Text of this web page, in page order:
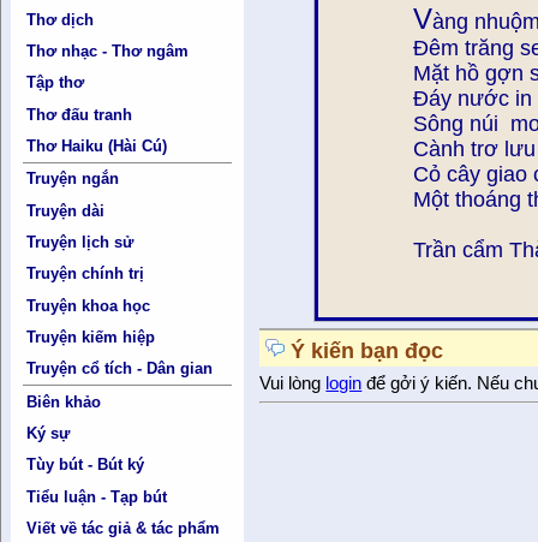
Thơ dịch
Thơ nhạc - Thơ ngâm
Tập thơ
Thơ đấu tranh
Thơ Haiku (Hài Cú)
Truyện ngắn
Truyện dài
Truyện lịch sử
Truyện chính trị
Truyện khoa học
Truyện kiếm hiệp
Truyện cổ tích - Dân gian
Biên khảo
Ký sự
Tùy bút - Bút ký
Tiểu luận - Tạp bút
Viết về tác giả & tác phẩm
Vàng
Đêm trăng
Mặt hồ gợn
Đáy nước in
Sông núi
Cành trơ
Cỏ cây giao
Một thoáng
Trần cẩm
Ý kiến bạn đọc
Vui lòng login để gởi ý kiến. Nếu